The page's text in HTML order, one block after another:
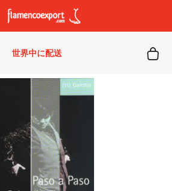
世界中に配送